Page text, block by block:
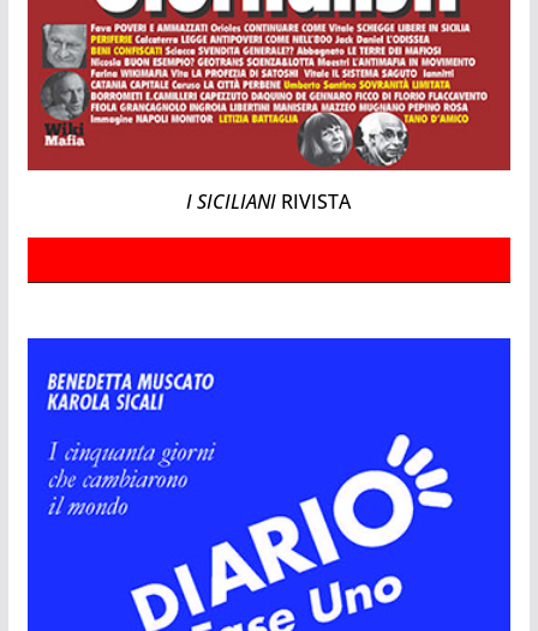
I SICILIANI RIVISTA